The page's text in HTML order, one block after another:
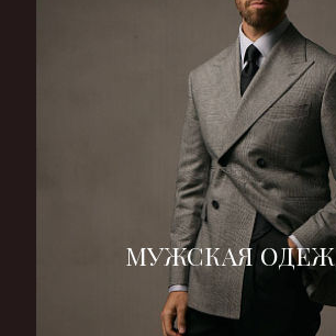
МУЖСКАЯ